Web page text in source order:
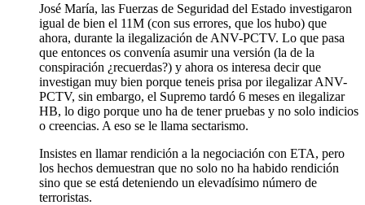
José María, las Fuerzas de Seguridad del Estado investigaron
igual de bien el 11M (con sus errores, que los hubo) que
ahora, durante la ilegalización de ANV-PCTV. Lo que pasa
que entonces os convenía asumir una versión (la de la
conspiración ¿recuerdas?) y ahora os interesa decir que
investigan muy bien porque teneis prisa por ilegalizar ANV-
PCTV, sin embargo, el Supremo tardó 6 meses en ilegalizar
HB, lo digo porque uno ha de tener pruebas y no solo indicios
o creencias. A eso se le llama sectarismo.
Insistes en llamar rendición a la negociación con ETA, pero
los hechos demuestran que no solo no ha habido rendición
sino que se está deteniendo un elevadísimo número de
terroristas.